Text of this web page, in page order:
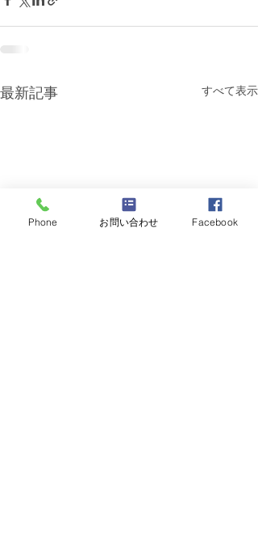
最新記事 すべて表示
Phone お問い合わせ Facebook